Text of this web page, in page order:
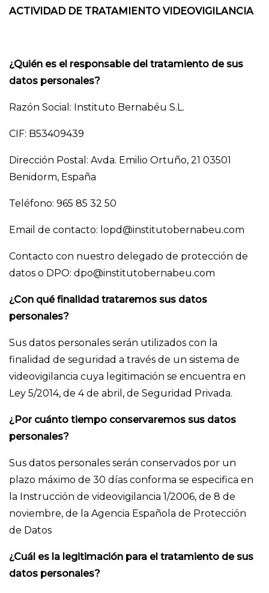
ACTIVIDAD DE TRATAMIENTO VIDEOVIGILANCIA
¿Quién es el responsable del tratamiento de sus
datos personales?
Razón Social: Instituto Bernabéu S.L.
CIF: B53409439
Dirección Postal: Avda. Emilio Ortuño, 21 03501
Benidorm, España
Teléfono: 965 85 32 50
Email de contacto: lopd@institutobernabeu.com
Contacto con nuestro delegado de protección de
datos o DPO: dpo@institutobernabeu.com
¿Con qué finalidad trataremos sus datos
personales?
Sus datos personales serán utilizados con la
finalidad de seguridad a través de un sistema de
videovigilancia cuya legitimación se encuentra en
Ley 5/2014, de 4 de abril, de Seguridad Privada.
¿Por cuánto tiempo conservaremos sus datos
personales?
Sus datos personales serán conservados por un
plazo máximo de 30 días conforma se especifica en
la Instrucción de videovigilancia 1/2006, de 8 de
noviembre, de la Agencia Española de Protección
de Datos
¿Cuál es la legitimación para el tratamiento de sus
datos personales?